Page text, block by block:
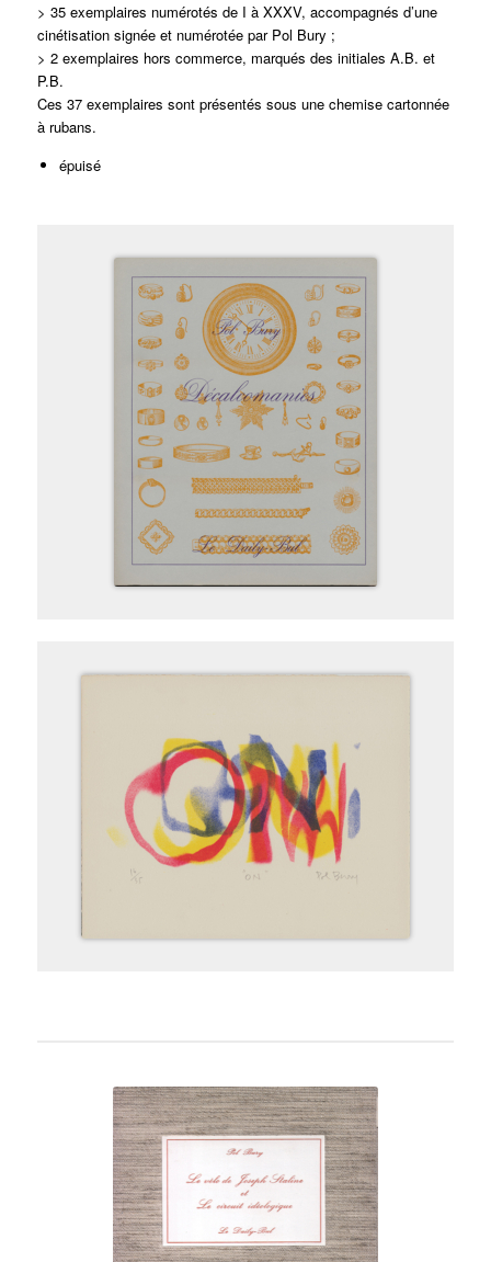
> 35 exemplaires numérotés de I à XXXV, accompagnés d’une
cinétisation signée et numérotée par Pol Bury ;
> 2 exemplaires hors commerce, marqués des initiales A.B. et
P.B.
Ces 37 exemplaires sont présentés sous une chemisecartonnée
à rubans.
épuisé